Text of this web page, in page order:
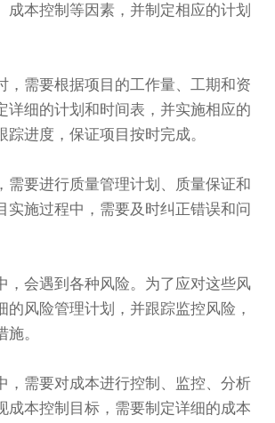
成本控制等因素，并制定相应的计划
，需要根据项目的工作量、工期和资
详细的计划和时间表，并实施相应的
踪进度，保证项目按时完成。
需要进行质量管理计划、质量保证和
实施过程中，需要及时纠正错误和问
，会遇到各种风险。为了应对这些风
的风险管理计划，并跟踪监控风险，
。
，需要对成本进行控制、监控、分析
成本控制目标，需要制定详细的成本